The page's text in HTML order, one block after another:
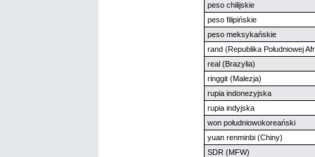
peso chilijskie
peso filipińskie
peso meksykańskie
rand (Republika Południowej
real (Brazylia)
ringgit (Malezja)
rupia indonezyjska
rupia indyjska
won południowokoreański
yuan renminbi (Chiny)
SDR (MFW)